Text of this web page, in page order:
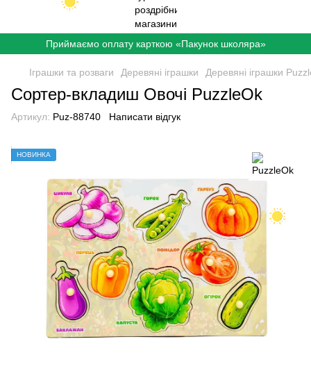
Приймаємо оплату карткою «Пакунок школяра»
Іграшки та розваги Деревяні іграшки Деревяні іграшки
Сортер-вкладиш Овочі PuzzleOk
Артикул: Puz-88740 Написати відгук
НОВИНКА